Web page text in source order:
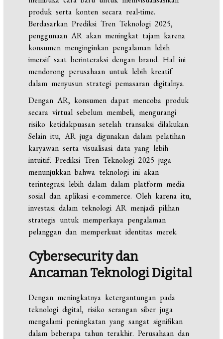
produk serta konten secara real-time.
Berdasarkan Prediksi Tren Teknologi 2025,
penggunaan AR akan meningkat tajam karena
konsumen menginginkan pengalaman lebih
imersif saat berinteraksi dengan brand. Hal ini
mendorong perusahaan untuk lebih kreatif
dalam menyusun strategi pemasaran digitalnya.
Dengan AR, konsumen dapat mencoba produk
secara virtual sebelum membeli, mengurangi
risiko ketidakpuasan setelah transaksi dilakukan.
Selain itu, AR juga digunakan dalam pelatihan
karyawan serta visualisasi data yang lebih
intuitif. Prediksi Tren Teknologi 2025 juga
menunjukkan bahwa teknologi ini akan
terintegrasi lebih dalam dalam platform media
sosial dan aplikasi e-commerce. Oleh karena itu,
investasi dalam teknologi AR menjadi pilihan
strategis untuk memperkaya pengalaman
pelanggan dan memperkuat identitas merek.
Cybersecurity dan
Ancaman Teknologi Digital
Dengan meningkatnya ketergantungan pada
teknologi digital, risiko serangan siber juga
mengalami peningkatan yang sangat signifikan
dalam beberapa tahun terakhir. Perusahaan dan